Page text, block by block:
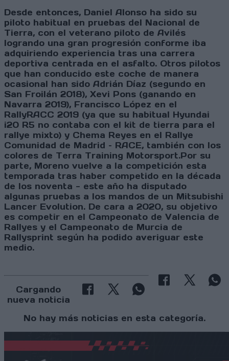
Desde entonces, Daniel Alonso ha sido su
piloto habitual en pruebas del Nacional de
Tierra, con el veterano piloto de Avilés
logrando una gran progresión conforme iba
adquiriendo experiencia tras una carrera
deportiva centrada en el asfalto. Otros pilotos
que han conducido este coche de manera
ocasional han sido Adrián Díaz (segundo en
San Froilán 2018), Xevi Pons (ganando en
Navarra 2019), Francisco López en el
RallyRACC 2019 (ya que su habitual Hyundai
i20 R5 no contaba con el kit de tierra para el
rallye mixto) y Chema Reyes en el Rallye
Comunidad de Madrid – RACE, también con los
colores de Terra Training Motorsport.Por su
parte, Moreno vuelve a la competición esta
temporada tras haber competido en la década
de los noventa - este año ha disputado
algunas pruebas a los mandos de un Mitsubishi
Lancer Evolution. De cara a 2020, su objetivo
es competir en el Campeonato de Valencia de
Rallyes y el Campeonato de Murcia de
Rallysprint según ha podido averiguar este
medio.
Cargando
nueva noticia
No hay más noticias en esta categoría.